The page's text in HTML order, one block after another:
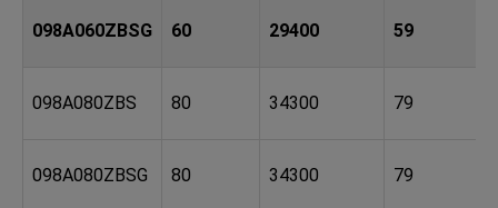
098A060ZBSG 60 29400 59
098A080ZBS 80 34300 79
098A080ZBSG 80 34300 79